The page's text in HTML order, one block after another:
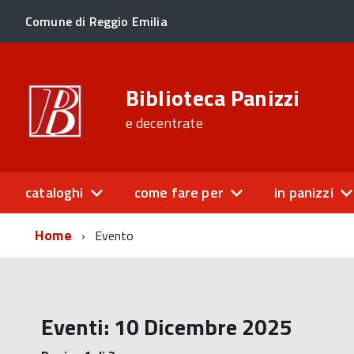
Comune di Reggio Emilia
Biblioteca Panizzi
e decentrate
cataloghi come fare per in panizzi
Home
Evento
Eventi: 10 Dicembre 2025